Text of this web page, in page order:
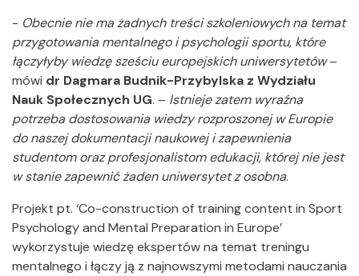
- Obecnie nie ma żadnych treści szkoleniowych na temat
przygotowania mentalnego i psychologii sportu, które
łączyłyby wiedzę sześciu europejskich uniwersytetów–
mówi dr Dagmara Budnik-Przybylska z Wydziału
Nauk Społecznych UG. – Istnieje zatem wyraźna
potrzeba dostosowania wiedzy rozproszonej w Europie
do naszej dokumentacji naukowej i zapewnienia
studentom oraz profesjonalistom edukacji, której nie jest
w stanie zapewnić żaden uniwersytet z osobna.
Projekt pt. ‘Co-construction of training content in Sport
Psychology and Mental Preparation in Europe’
wykorzystuje wiedzę ekspertów na temat treningu
mentalnego i łączy ją z najnowszymi metodami nauczania